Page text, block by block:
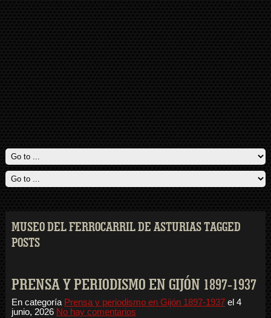
MUSEO DEL FERROCARRIL DE ASTURIAS TAGGED
POSTS
PRENSA Y PERIODISMO EN GIJÓN 1897-1937
En categoría Prensa y periodismo en Gijón 1897-1937el 4
junio, 2026 No hay comentarios